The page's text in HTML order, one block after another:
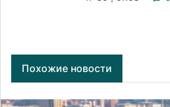
Похожие новости